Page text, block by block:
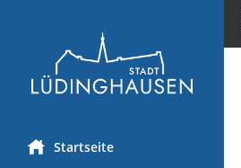
Startseite